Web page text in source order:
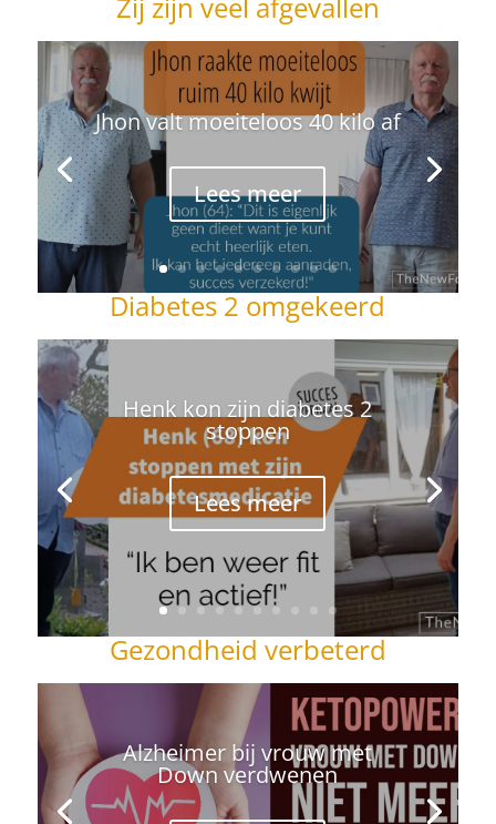
Jhon valt moeiteloos 40 kilo af
Lees meer
Diabetes 2 omgekeerd
Henk kon zijn diabetes 2
stoppen
Lees meer
Gezondheid verbeterd
Alzheimer bij vrouw met
Down verdwenen